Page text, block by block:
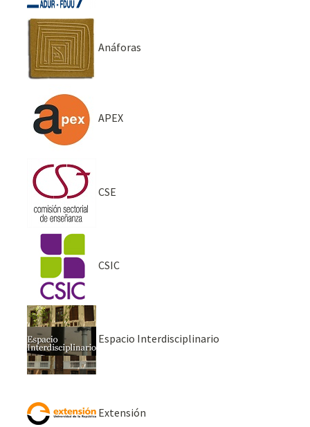
Anáforas
APEX
CSE
CSIC
Espacio Interdisciplinario
Extensión